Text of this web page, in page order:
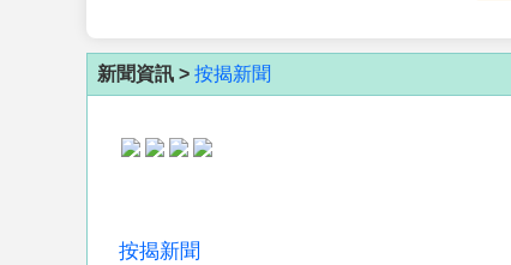
新聞資訊 > 按揭新聞
按揭新聞